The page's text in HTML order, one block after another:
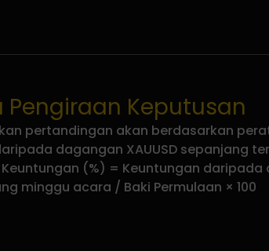
Pengiraan Keputusan
pertandingan akan berdasarkan
dagangan XAUUSD sepanjang
(%) = Keuntungan daripada
minggu acara / Baki Permulaan × 100